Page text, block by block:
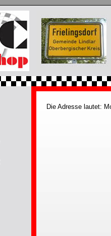
Die Adresse lautet: